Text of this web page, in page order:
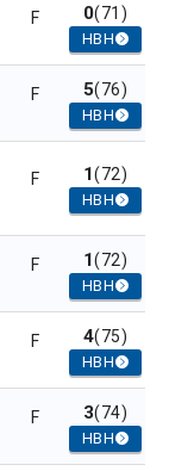
F 0(71)
HBH
F 5(76)
HBH
F 1(72)
HBH
F 1(72)
HBH
F 4(75)
HBH
F 3(74)
HBH